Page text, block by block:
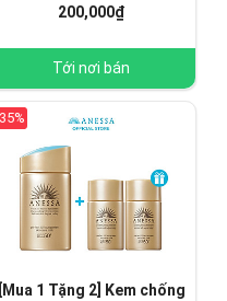
200,000₫
Tới nơi bán
[Mua 1 Tặng 2] Kem chống